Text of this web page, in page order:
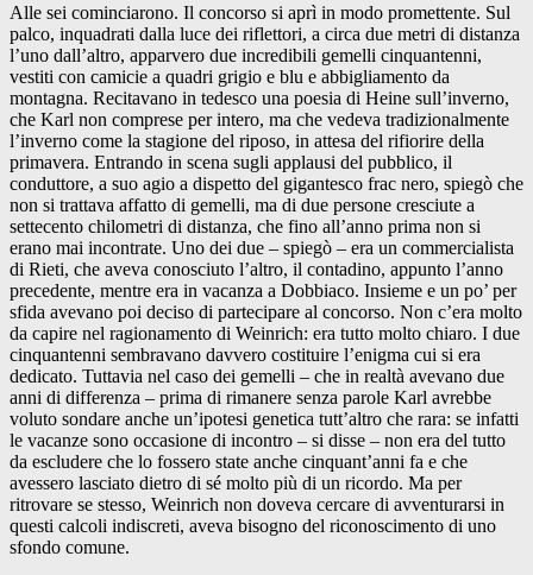
Alle sei cominciarono. Il concorso si aprì in modo promettente. Sul
palco, inquadrati dalla luce dei riflettori, a circa due metri di distanza
l’uno dall’altro, apparvero due incredibili gemelli cinquantenni,
vestiti con camicie a quadri grigio e blu e abbigliamento da
montagna. Recitavano in tedesco una poesia di Heine sull’inverno,
che Karl non comprese per intero, ma che vedeva tradizionalmente
l’inverno come la stagione del riposo, in attesa del rifiorire della
primavera. Entrando in scena sugli applausi del pubblico, il
conduttore, a suo agio a dispetto del gigantesco frac nero, spiegò che
non si trattava affatto di gemelli, ma di due persone cresciute a
settecento chilometri di distanza, che fino all’anno prima non si
erano mai incontrate. Uno dei due – spiegò – era un commercialista
di Rieti, che aveva conosciuto l’altro, il contadino, appunto l’anno
precedente, mentre era in vacanza a Dobbiaco. Insieme e un po’ per
sfida avevano poi deciso di partecipare al concorso. Non c’era molto
da capire nel ragionamento di Weinrich: era tutto molto chiaro. I due
cinquantenni sembravano davvero costituire l’enigma cui si era
dedicato. Tuttavia nel caso dei gemelli – che in realtà avevano due
anni di differenza – prima di rimanere senza parole Karl avrebbe
voluto sondare anche un’ipotesi genetica tutt’altro che rara: se infatti
le vacanze sono occasione di incontro – si disse – non era del tutto
da escludere che lo fossero state anche cinquant’anni fa e che
avessero lasciato dietro di sé molto più di un ricordo. Ma per
ritrovare se stesso, Weinrich non doveva cercare di avventurarsi in
questi calcoli indiscreti, aveva bisogno del riconoscimento di uno
sfondo comune.